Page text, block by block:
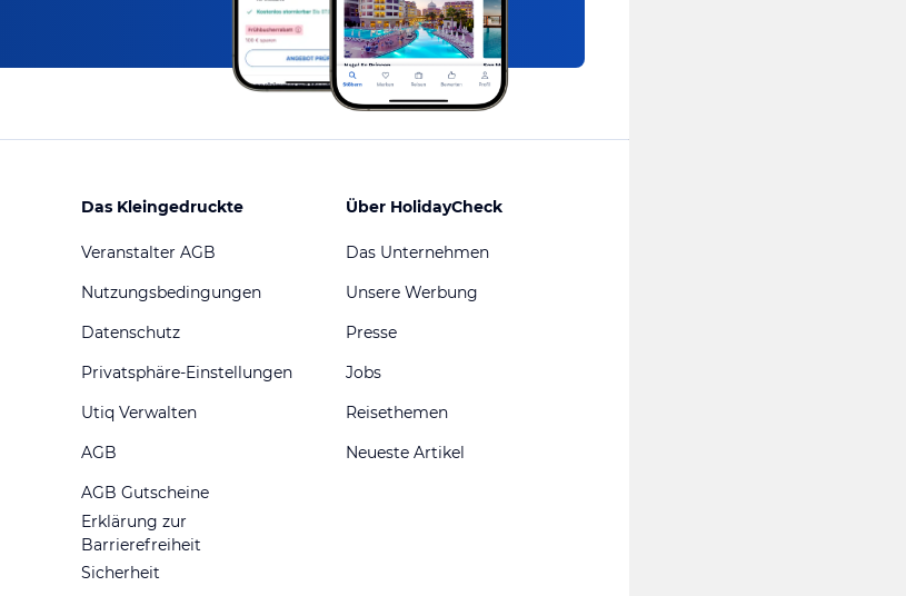
Das Kleingedruckte
Veranstalter AGB
Nutzungsbedingungen
Datenschutz
Privatsphäre-Einstellungen
Utiq Verwalten
AGB
AGB Gutscheine
Erklärung zur
Barrierefreiheit
Sicherheit
Über HolidayCheck
Das Unternehmen
Unsere Werbung
Presse
Jobs
Reisethemen
Neueste Artikel